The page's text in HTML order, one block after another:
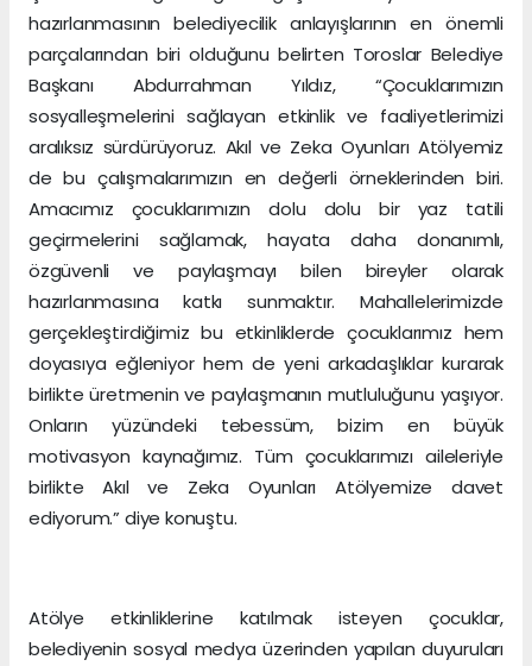
hazırlanmasının belediyecilik anlayışlarının en önemli
parçalarından biri olduğunu belirten Toroslar Belediye
Başkanı Abdurrahman Yıldız, “Çocuklarımızın
sosyalleşmelerini sağlayan etkinlik ve faaliyetlerimizi
aralıksız sürdürüyoruz. Akıl ve Zeka Oyunları Atölyemiz
de bu çalışmalarımızın en değerli örneklerinden biri.
Amacımız çocuklarımızın dolu dolu bir yaz tatili
geçirmelerini sağlamak, hayata daha donanımlı,
özgüvenli ve paylaşmayı bilen bireyler olarak
hazırlanmasına katkı sunmaktır. Mahallelerimizde
gerçekleştirdiğimiz bu etkinliklerde çocuklarımız hem
doyasıya eğleniyor hem de yeni arkadaşlıklar kurarak
birlikte üretmenin ve paylaşmanın mutluluğunu yaşıyor.
Onların yüzündeki tebessüm, bizim en büyük
motivasyon kaynağımız. Tüm çocuklarımızı aileleriyle
birlikte Akıl ve Zeka Oyunları Atölyemize davet
ediyorum.” diye konuştu.
Atölye etkinliklerine katılmak isteyen çocuklar,
belediyenin sosyal medya üzerinden yapılan duyuruları